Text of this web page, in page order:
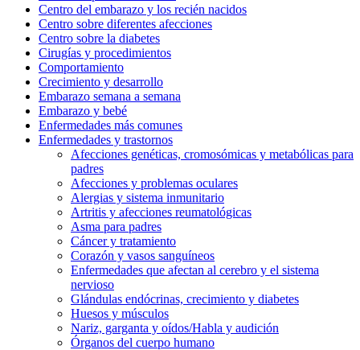
Centro del embarazo y los recién nacidos
Centro sobre diferentes afecciones
Centro sobre la diabetes
Cirugías y procedimientos
Comportamiento
Crecimiento y desarrollo
Embarazo semana a semana
Embarazo y bebé
Enfermedades más comunes
Enfermedades y trastornos
Afecciones genéticas, cromosómicas y metabólicas para
padres
Afecciones y problemas oculares
Alergias y sistema inmunitario
Artritis y afecciones reumatológicas
Asma para padres
Cáncer y tratamiento
Corazón y vasos sanguíneos
Enfermedades que afectan al cerebro y el sistema
nervioso
Glándulas endócrinas, crecimiento y diabetes
Huesos y músculos
Nariz, garganta y oídos/Habla y audición
Órganos del cuerpo humano